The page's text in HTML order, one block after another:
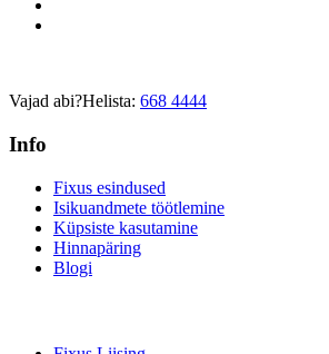
Vajad abi?Helista: 668 4444
Info
Fixus esindused
Isikuandmete töötlemine
Küpsiste kasutamine
Hinnapäring
Blogi